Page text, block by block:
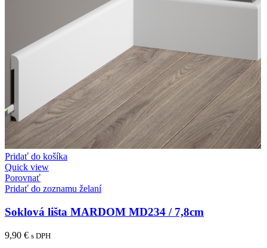
Pridať do košíka
Quick view
Porovnať
Pridať do zoznamu želaní
Soklová lišta MARDOM MD234 / 7,8cm
9,90 € s DPH